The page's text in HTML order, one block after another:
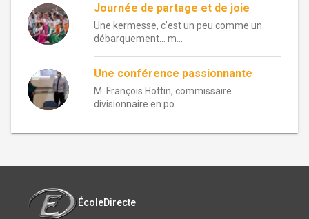
Journée de partage et de joie
Une kermesse, c’est un peu comme un
débarquement… m...
Une conférence passionnante
M. François Hottin, commissaire
divisionnaire en po...
ÉcoleDirecte